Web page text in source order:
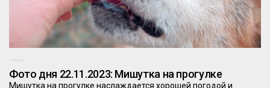
Фото дня 22.11.2023: Мишутка на прогулке
Мишутка на прогулке наслаждается хорошей погодой и